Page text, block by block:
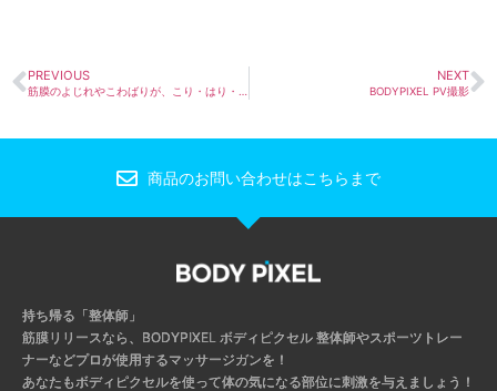
PREVIOUS
筋膜のよじれやこわばりが、こり・はり・痛みの原因
NEXT
BODYPIXEL PV撮影
商品のお問い合わせはこちらまで
持ち帰る「整体師」
筋膜リリースなら、BODYPIXEL ボディピクセル 整体師やスポーツトレー
ナーなどプロが使用するマッサージガンを！
あなたもボディピクセルを使って体の気になる部位に刺激を与えましょう！